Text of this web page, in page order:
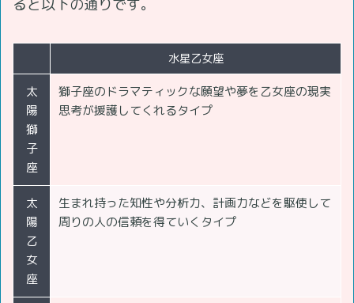
ると以下の通りです。
水星乙女座
太
陽
獅
子
座
獅子座のドラマティックな願望や夢を乙女座の現実
思考が援護してくれるタイプ
太
陽
乙
女
座
生まれ持った知性や分析力、計画力などを駆使して
周りの人の信頼を得ていくタイプ